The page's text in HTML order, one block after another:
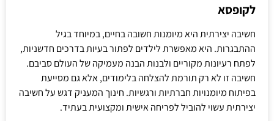
לקופסא
חשיבה יצירתית היא מיומנות חשובה בחיים, במיוחד בגיל
ההתבגרות. היא מאפשרת לילדים לפתור בעיות בדרכים חדשניות,
לפתח רעיונות מקוריים ולבנות הבנה מעמיקה של העולם סביבם.
חשיבה זו לא רק תורמת להצלחה בלימודים, אלא גם מסייעת
בפיתוח מיומנויות חברתיות ורגשיות. חינוך המעניק דגש על חשיבה
יצירתית עשוי להוביל לפריחה אישית ומקצועית בעתיד.